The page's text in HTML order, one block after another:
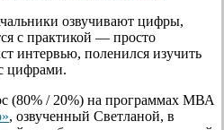
озвучивают цифры,
с практикой — просто
интервью, поленился изучить
цифрами.
(80% / 20%) на программах МВА
, озвученный Светланой, в